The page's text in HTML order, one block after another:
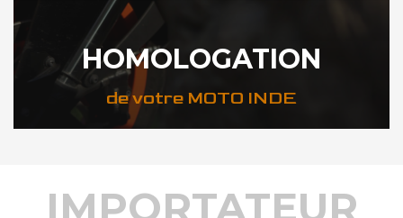
HOMOLOGATION
de votre MOTO INDE
IMPORTATEUR